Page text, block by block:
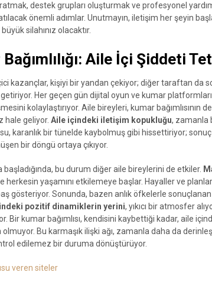
destek grupları oluşturmak ve profesyonel
önemli adımlar. Unutmayın, iletişim her şeyin
silahınız olacaktır.
Aile İçi Şiddeti
kazançlar, kişiyi bir yandan çekiyor; diğer taraftan da
Her geçen gün dijital oyun ve kumar
kolaylaştırıyor. Aile bireyleri, kumar bağımlısının
hale geliyor. Aile içindeki iletişim kopukluğu, zamanla
karanlık bir tünelde kaybolmuş gibi hissettiriyor;
bir döngü ortaya çıkıyor.
bu durum diğer aile bireylerini de etkiler.
herkesin yaşamını etkilemeye başlar. Hayaller ve
gösteriyor. Sonunda, bazen anlık öfkelerle
pozitif dinamiklerin yerini, yıkıcı bir atmosfer
Bir kumar bağımlısı, kendisini kaybettiği kadar, aile
Bu karmaşık ilişki ağı, zamanla daha da
edilemez bir duruma dönüştürüyor.
veren siteler